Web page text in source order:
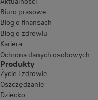
Biuro prasowe
Blog o finansach
Blog o zdrowiu
Kariera
Ochrona danych osobowych
Produkty
Życie i zdrowie
Oszczędzanie
Dziecko